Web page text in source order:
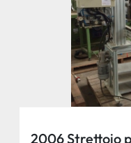
2006 Strettoio